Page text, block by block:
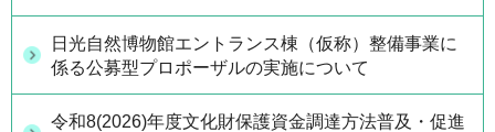
日光自然博物館エントランス棟（仮称）整備事業に
係る公募型プロポーザルの実施について
令和8(2026)年度文化財保護資金調達方法普及・促進